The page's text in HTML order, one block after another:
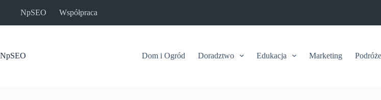
NpSEO Współpraca
NpSEO Dom i Ogród Doradztwo Edukacja Marketing Podróże